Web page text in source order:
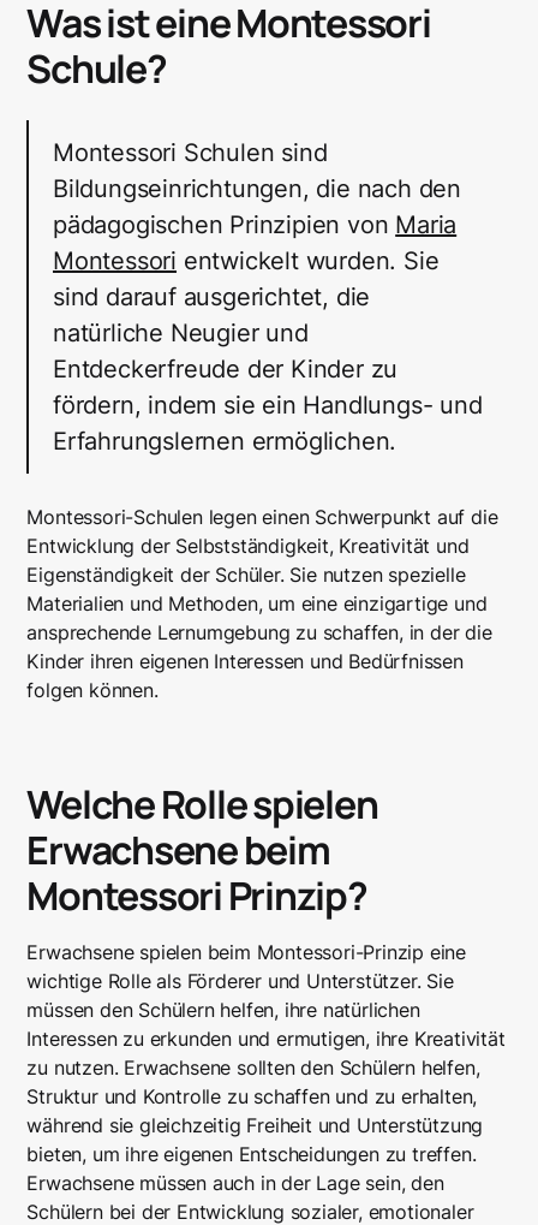
Prinzip?
unterteilt?
Kosten der Montessori Schule
Was ist der Unterschied zwischen Waldorfschulen
Was ist eine Montessori
Schule?
Montessori Schulen sind
Bildungseinrichtungen, die nach den
pädagogischen Prinzipien von Maria
Montessori entwickelt wurden. Sie
sind darauf ausgerichtet, die
natürliche Neugier und
Entdeckerfreude der Kinder zu
fördern, indem sie ein Handlungs- und
Erfahrungslernen ermöglichen.
Montessori-Schulen legen einen Schwerpunkt auf die
Entwicklung der Selbstständigkeit, Kreativität und
Eigenständigkeit der Schüler. Sie nutzen spezielle
Materialien und Methoden, um eine einzigartige und
ansprechende Lernumgebung zu schaffen, in der die
Kinder ihren eigenen Interessen und Bedürfnissen
folgen können.
Welche Rolle spielen
Erwachsene beim
Montessori Prinzip?
Erwachsene spielen beim Montessori-Prinzip eine
wichtige Rolle als Förderer und Unterstützer. Sie
müssen den Schülern helfen, ihre natürlichen
Interessen zu erkunden und ermutigen, ihre Kreativität
zu nutzen. Erwachsene sollten den Schülern helfen,
Struktur und Kontrolle zu schaffen und zu erhalten,
während sie gleichzeitig Freiheit und Unterstützung
bieten, um ihre eigenen Entscheidungen zu treffen.
Erwachsene müssen auch in der Lage sein, den
Schülern bei der Entwicklung sozialer, emotionaler